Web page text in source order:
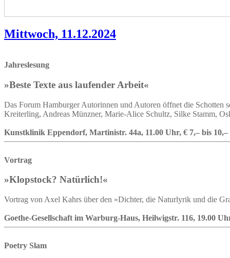
Mittwoch, 11.12.2024
Jahreslesung
»Beste Texte aus laufender Arbeit«
Das Forum Hamburger Autorinnen und Autoren öffnet die
Kreiterling, Andreas Münzner, Marie-Alice Schultz, Silke Stamm,
Kunstklinik Eppendorf, Martinistr. 44a, 11.00 Uhr, € 7,– bis 10,–
Vortrag
»Klopstock? Natürlich!«
Vortrag von Axel Kahrs über den »Dichter, die Naturlyrik und die
Goethe-Gesellschaft im Warburg-Haus, Heilwigstr. 116, 19.00
Poetry Slam